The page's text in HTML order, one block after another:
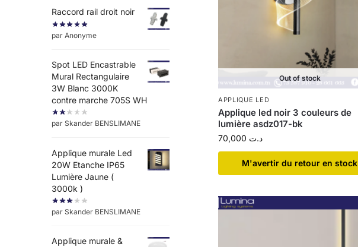
Out of stock
APPLIQUE LED
Applique led noir 3 couleurs de
lumière asdz017-bk
د.ت
​M'avertir du retour en stock
Raccord rail droit noir
par Anonyme
Spot LED Encastrable
Mural Rectangulaire
3W Blanc 3000K
contre marche 705S WH
par Skander BENSLIMANE
Applique murale Led
20W Etanche IP65
Lumière Jaune (
3000k )
par Skander BENSLIMANE
Applique murale &